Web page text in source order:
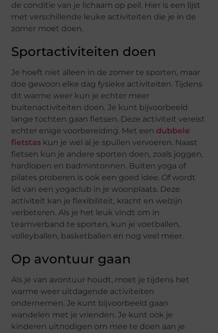
de conditie van je lichaam op peil. Hier is een lijst
met verschillende leuke activiteiten die je in de
zomer moet doen.
Sportactiviteiten doen
Je hoeft niet alleen in de zomer te sporten, maar
doe gewoon elke dag fysieke activiteiten. Tijdens
dit warme weer kun je echter meer
buitenactiviteiten doen. Je kunt bijvoorbeeld
lange tochten gaan fietsen. Deze activiteit vereist
echter enige voorbereiding. Met een dubbele
fietstas kun je wel al je spullen vervoeren. Naast
fietsen kun je andere sporten doen, zoals joggen,
hardlopen en badmintonnen. Buiten yoga of
pilates proberen is ook een goed idee. Of wordt
lid van een yogaclub in je woonplaats. Deze
activiteit kan je flexibiliteit, kracht en welzijn
verbeteren. Als je het leuk vindt om in
teamverband te sporten, kun je voetballen,
volleyballen, basketballen en nog veel meer.
Op avontuur gaan
Als je van avontuur houdt, moet je tijdens het
warme weer uitdagende activiteiten
ondernemen. Je kunt bijvoorbeeld gaan
wandelen met je vrienden. Je kunt ook je
kinderen uitnodigen om mee te doen aan je